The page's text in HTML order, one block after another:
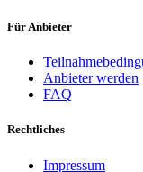
Für Anbieter
Anbieter werden
FAQ
Rechtliches
Impressum